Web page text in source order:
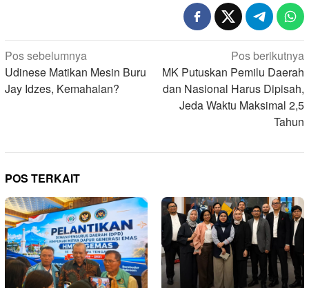
Navigasi
pos
Pos sebelumnya
Udinese Matikan Mesin Buru
Jay Idzes, Kemahalan?
Pos berikutnya
MK Putuskan Pemilu Daerah
dan Nasional Harus Dipisah,
Jeda Waktu Maksimal 2,5
Tahun
POS TERKAIT